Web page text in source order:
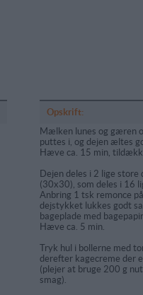
Opskrift:
Mælken lunes og gæren
puttes i, og dejen æltes
Hæve ca. 15 min,
Dejen deles i 2 lige
(30x30), som deles i 16
Anbring 1 tsk remonce
dejstykket lukkes godt
bageplade med
Hæve ca. 5 min.
Tryk hul i bollerne med
derefter kagecreme der
(plejer at bruge 200 g
smag).